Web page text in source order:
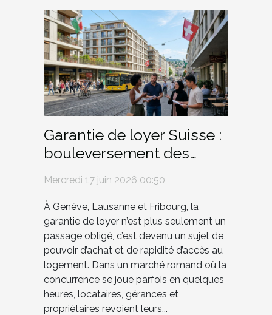
Garantie de loyer Suisse :
bouleversement des
grandes villes romandes
Mercredi 17 juin 2026 00:50
À Genève, Lausanne et Fribourg, la
garantie de loyer n’est plus seulement un
passage obligé, c’est devenu un sujet de
pouvoir d’achat et de rapidité d’accès au
logement. Dans un marché romand où la
concurrence se joue parfois en quelques
heures, locataires, gérances et
propriétaires revoient leurs...